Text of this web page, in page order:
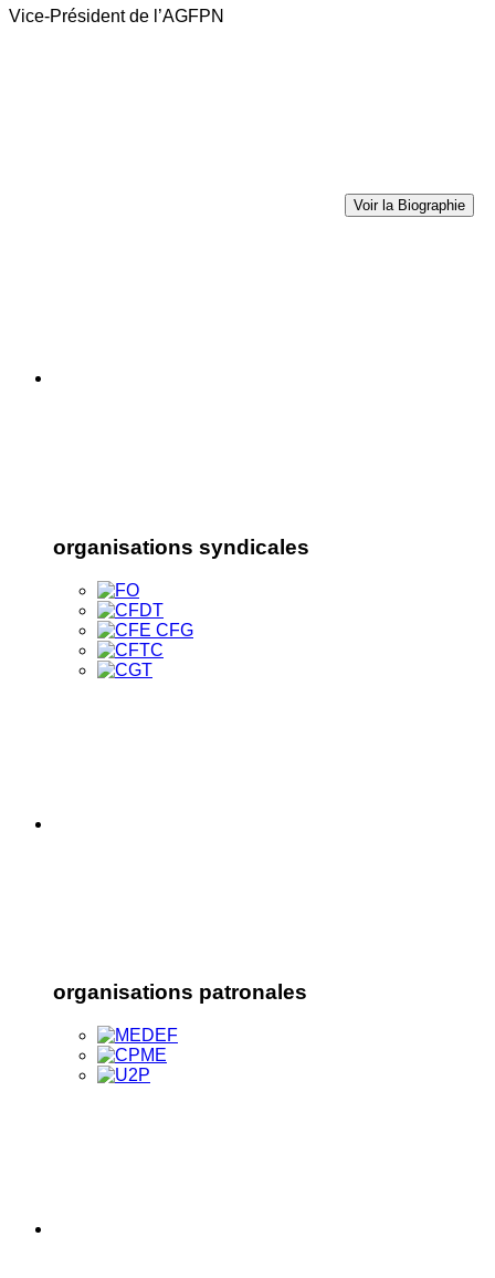
Vice-Président de l’AGFPN
Voir la Biographie
organisations syndicales
organisations patronales